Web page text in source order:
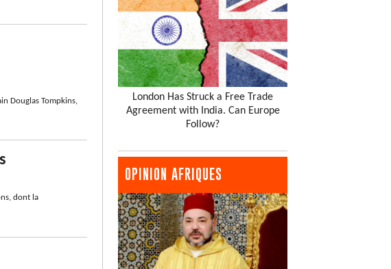
Douglas Tompkins,
dont la
London Has Struck a Free Trade
Agreement with India. Can Europe
Follow?
OPINION AFRIQUES